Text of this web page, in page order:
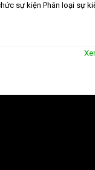
sự kiện Phân loại sự